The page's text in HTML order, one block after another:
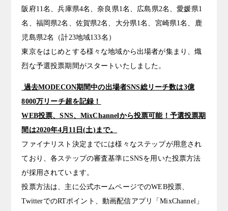
阪府11名、兵庫県4名、奈良県1名、広島県2名、愛媛県1
名、福岡県2名、佐賀県2名、大分県1名、宮崎県1名、鹿
児島県2名（計23地域133名）
東京をはじめとする様々な地域から出場者が集まり、熾
烈な予選投票期間がスタートいたしました。
過去MODECON期間中の出場者SNS総リーチ数は3億
8000万リーチ超を記録！
WEB投票、SNS、MixChannelから投票可能！予選投票期
間は2020年4月11日(土)まで。
ファイナリスト決定までには様々なステップが用意され
ており、各ステップの審査基準にSNSを用いた投票方法
が採用されています。
投票方法は、主に公式ホームページでのWEB投票、
TwitterでのRTポイント、動画配信アプリ「MixChannel」